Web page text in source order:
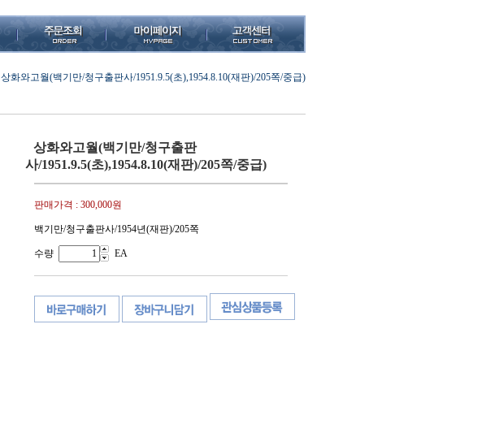
상화와고월(백기만/청구출판사/1951.9.5(초),1954.8.10(재판)/205쪽/중급)
상화와고월(백기만/청구출판
사/1951.9.5(초),1954.8.10(재판)/205쪽/중급)
판매가격 : 300,000원
백기만/청구출판사/1954년(재판)/205쪽
수량 EA